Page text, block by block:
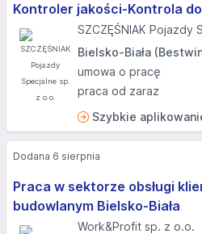
Kontroler jakości-Kontrola
SZCZĘŚNIAK Pojazdy
Bielsko-Biała
umowa o pracę
praca od zaraz
Szybkie
Praca w sektorze obsługi
budowlanym Bielsko-Biała
Work&Profit sp. z o.o.
Dodana 6 sierpnia